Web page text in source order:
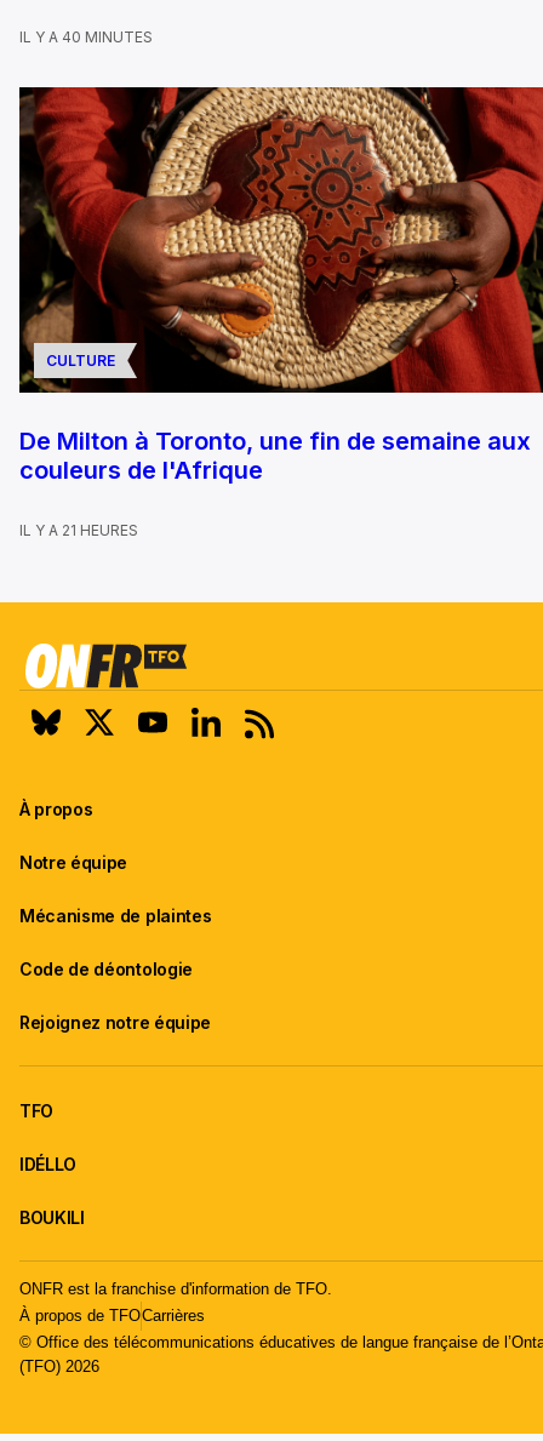
IL Y A 40 MINUTES
CULTURE
De Milton à Toronto, une fin de semaine aux
couleurs de l'Afrique
IL Y A 21 HEURES
À propos
Notre équipe
Mécanisme de plaintes
Code de déontologie
Rejoignez notre équipe
TFO
IDÉLLO
BOUKILI
ONFR est la franchise d'information de TFO.
À propos de TFOCarrières
© Office des télécommunications éducatives de langue française de
(TFO) 2026